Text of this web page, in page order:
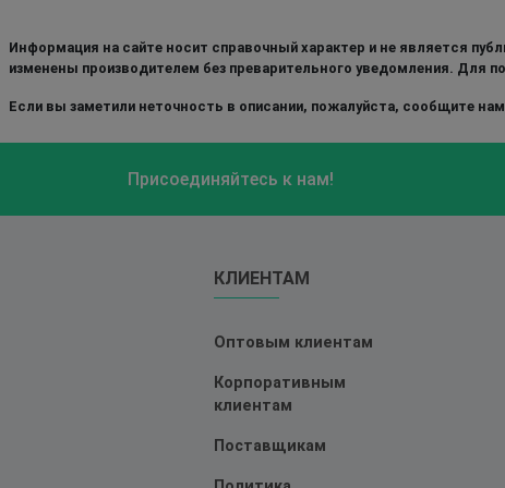
Информация на сайте носит справочный характер и не является
изменены производителем без преварительного уведомления. Для
Если вы заметили неточность в описании, пожалуйста, сообщите
Присоединяйтесь к нам!
КЛИЕНТАМ
Оптовым клиентам
Корпоративным
клиентам
Поставщикам